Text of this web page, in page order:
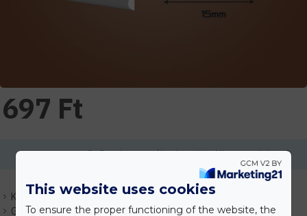
Készlet: Várhatóan 1-3 nap
Gyártó: Indecor
697 Ft
Ennek a terméknek a minimális mennyisége 2
This website uses cookies
To ensure the proper functioning of the website, the